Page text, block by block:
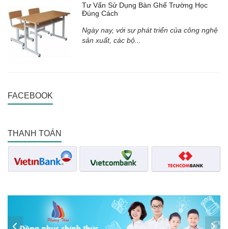
Tư Vấn Sử Dụng Bàn Ghế Trường Học
Đúng Cách
Ngày nay, với sự phát triển của công nghệ
sản xuất, các bộ...
FACEBOOK
THANH TOÁN